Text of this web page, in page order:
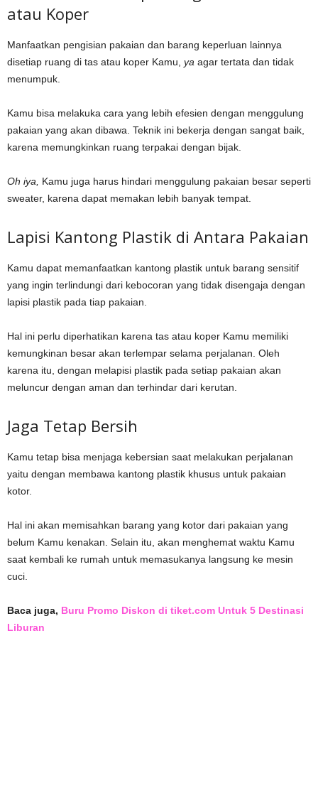
atau Koper
Manfaatkan pengisian pakaian dan barang keperluan lainnya
disetiap ruang di tas atau koper Kamu, ya agar tertata dan tidak
menumpuk.
Kamu bisa melakuka cara yang lebih efesien dengan menggulung
pakaian yang akan dibawa. Teknik ini bekerja dengan sangat baik,
karena memungkinkan ruang terpakai dengan bijak.
Oh iya,
Kamu juga harus hindari menggulung pakaian besar seperti
sweater, karena dapat memakan lebih banyak tempat.
Lapisi Kantong Plastik di Antara Pakaian
Kamu dapat memanfaatkan kantong plastik untuk barang sensitif
yang ingin terlindungi dari kebocoran yang tidak disengaja dengan
lapisi plastik pada tiap pakaian.
Hal ini perlu diperhatikan karena tas atau koper Kamu memiliki
kemungkinan besar akan terlempar selama perjalanan. Oleh
karena itu, dengan melapisi plastik pada setiap pakaian akan
meluncur dengan aman dan terhindar dari kerutan.
Jaga Tetap Bersih
Kamu tetap bisa menjaga kebersian saat melakukan perjalanan
yaitu dengan membawa kantong plastik khusus untuk pakaian
kotor.
Hal ini akan memisahkan barang yang kotor dari pakaian yang
belum Kamu kenakan. Selain itu, akan menghemat waktu Kamu
saat kembali ke rumah untuk memasukanya langsung ke mesin
cuci.
Baca juga, Buru Promo Diskon di tiket.com Untuk 5 Destinasi
Liburan